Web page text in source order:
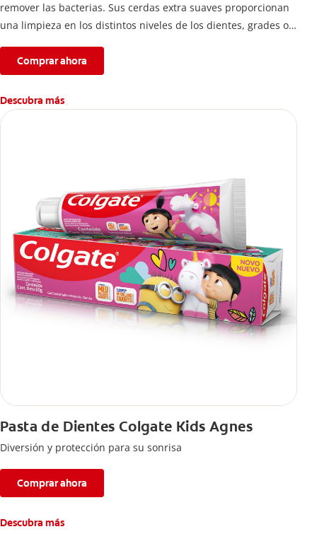
remover las bacterias. Sus cerdas extra suaves proporcionan
una limpieza en los distintos niveles de los dientes, grades o
Comprar ahora
Descubra más
Pasta de Dientes Colgate Kids Agnes
Diversión y protección para su sonrisa
Comprar ahora
Descubra más